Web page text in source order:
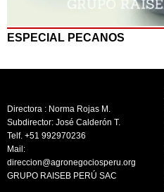
ESPECIAL PECANOS
Directora : Norma Rojas M.
Subdirector: José Calderón T.
Telf. +51 992970236
Mail:
direccion@agronegociosperu.org
GRUPO RAISEB PERÚ SAC